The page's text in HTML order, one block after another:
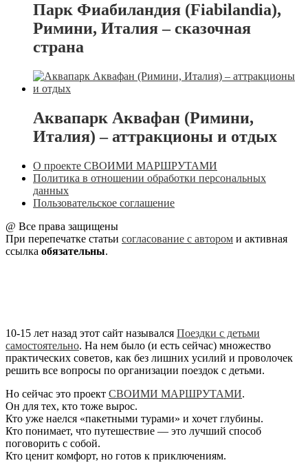
Парк Фиабиландия (Fiabilandia),
Римини, Италия – сказочная
страна
Аквапарк Аквафан (Римини,
Италия) – аттракционы и отдых
О проекте СВОИМИ МАРШРУТАМИ
Политика в отношении обработки персональных
данных
Пользовательское соглашение
@ Все права защищены
При перепечатке статьи согласование с автором и активная
ссылка обязательны.
10-15 лет назад этот сайт назывался Поездки с детьми
самостоятельно. На нем было (и есть сейчас) множество
практических советов, как без лишних усилий и проволочек
решить все вопросы по организации поездок с детьми.
Но сейчас это проект СВОИМИ МАРШРУТАМИ.
Он для тех, кто тоже вырос.
Кто уже наелся «пакетными турами» и хочет глубины.
Кто понимает, что путешествие — это лучший способ
поговорить с собой.
Кто ценит комфорт, но готов к приключениям.